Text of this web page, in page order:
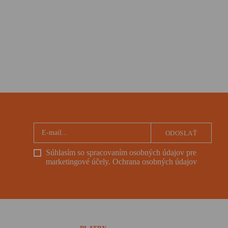
Súhlasím so spracovaním osobných údajov pre
marketingové účely. Ochrana osobných údajov
ODOSLAŤ